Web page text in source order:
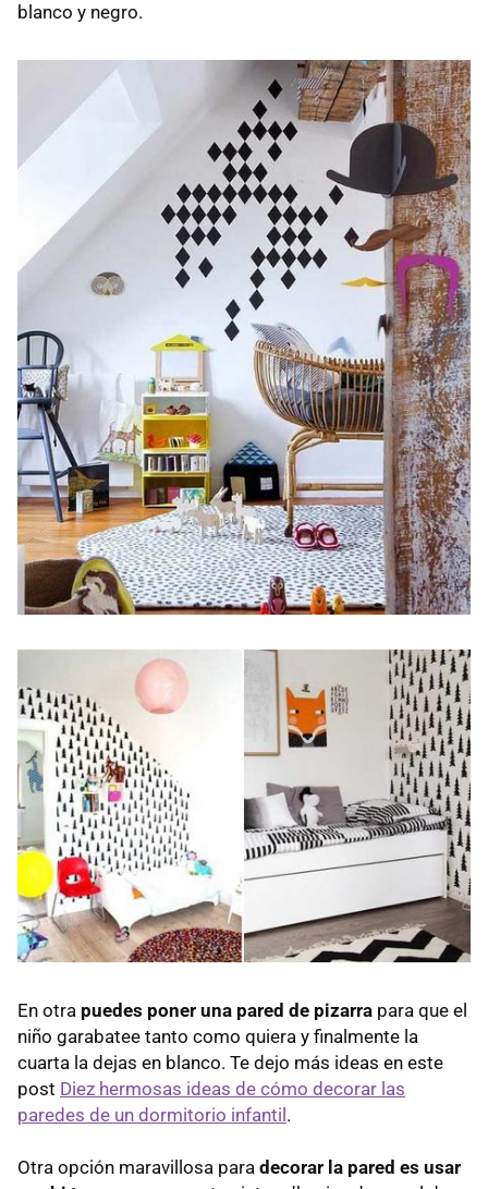
blanco y negro.
En otra puedes poner una pared de pizarra para que el
niño garabatee tanto como quiera y finalmente la
cuarta la dejas en blanco. Te dejo más ideas en este
post Diez hermosas ideas de cómo decorar las
paredes de un dormitorio infantil .
Otra opción maravillosa para decorar la pared es usar